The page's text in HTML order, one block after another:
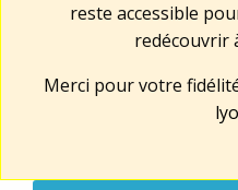
reste accessible
redécouvrir
Merci pour votre